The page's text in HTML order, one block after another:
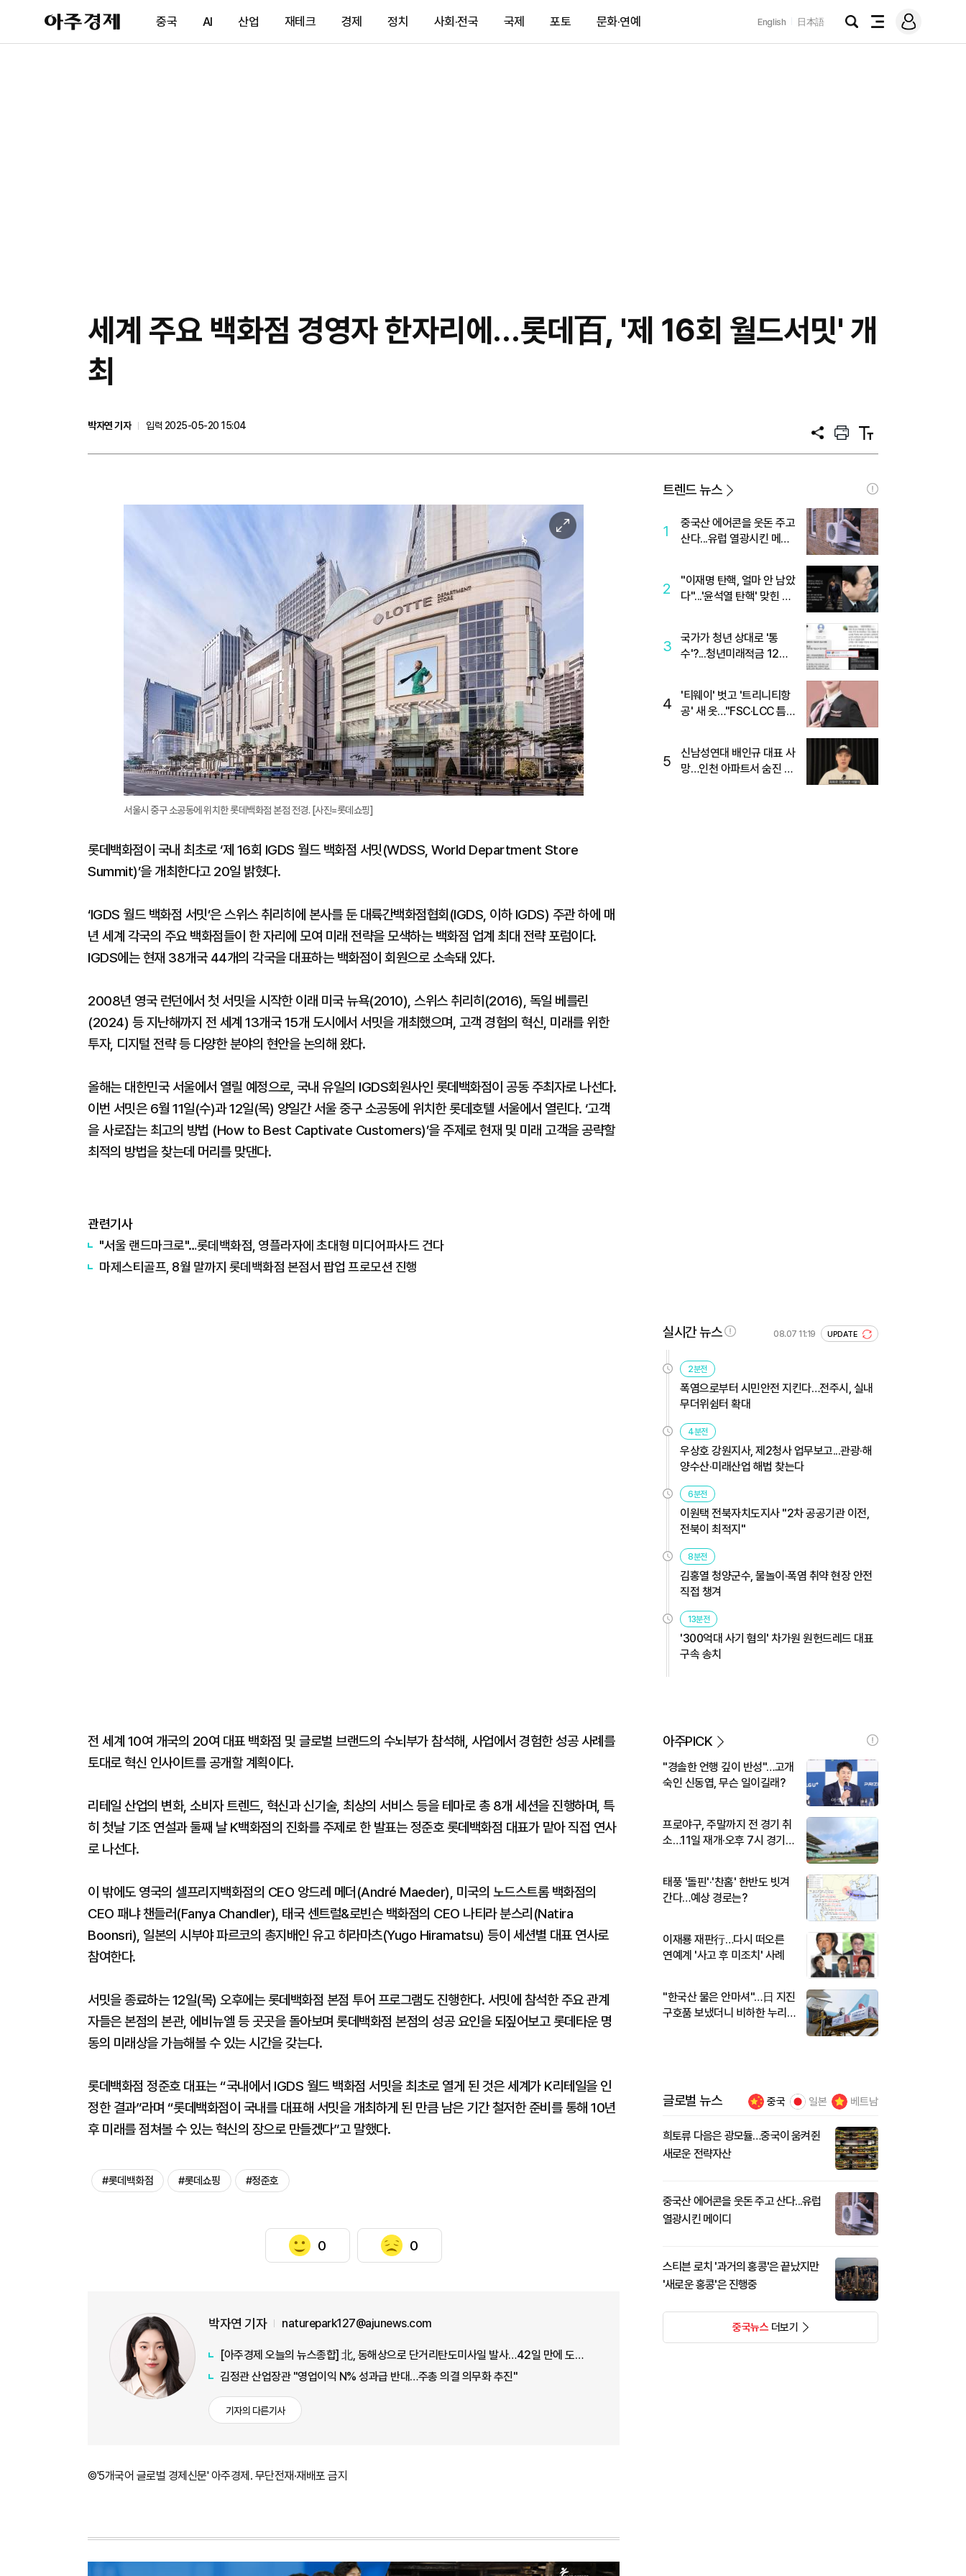
아
주
제
중국 AI 산업 재테크 경제 정치 사회·전국 국제 포토 문화·연예 English 日本語
검
전
메
그
세계 주요 백화점 경영자 한자리에…롯데百, '제 16회 월드서밋' 개
최
박자연 기자
입력 2025-05-20 15:04
공
프
트
텍
트
이
미
서울시 중구 소공동에 위치한 롯데백화점 본점 전경. [사진=롯데쇼핑]
롯데백화점이 국내 최초로 ‘제 16회 IGDS 월드 백화점 서밋(WDSS, World Department Store
Summit)’을 개최한다고 20일 밝혔다.
‘IGDS 월드 백화점 서밋’은 스위스 취리히에 본사를 둔 대륙간백화점협회(IGDS, 이하 IGDS) 주관 하에 매
년 세계 각국의 주요 백화점들이 한 자리에 모여 미래 전략을 모색하는 백화점 업계 최대 전략 포럼이다.
IGDS에는 현재 38개국 44개의 각국을 대표하는 백화점이 회원으로 소속돼 있다.
2008년 영국 런던에서 첫 서밋을 시작한 이래 미국 뉴욕(2010), 스위스 취리히(2016), 독일 베를린
(2024) 등 지난해까지 전 세계 13개국 15개 도시에서 서밋을 개최했으며, 고객 경험의 혁신, 미래를 위한
투자, 디지털 전략 등 다양한 분야의 현안을 논의해 왔다.
올해는 대한민국 서울에서 열릴 예정으로, 국내 유일의 IGDS회원사인 롯데백화점이 공동 주최자로 나선다.
이번 서밋은 6월 11일(수)과 12일(목) 양일간 서울 중구 소공동에 위치한 롯데호텔 서울에서 열린다. ‘고객
을 사로잡는 최고의 방법 (How to Best Captivate Customers)’을 주제로 현재 및 미래 고객을 공략할
최적의 방법을 찾는데 머리를 맞댄다.
관련기사
"서울 랜드마크로"…롯데백화점, 영플라자에 초대형 미디어파사드 건다
마제스티골프, 8월 말까지 롯데백화점 본점서 팝업 프로모션 진행
전 세계 10여 개국의 20여 대표 백화점 및 글로벌 브랜드의 수뇌부가 참석해, 사업에서 경험한 성공 사례를
토대로 혁신 인사이트를 공개할 계획이다.
리테일 산업의 변화, 소비자 트렌드, 혁신과 신기술, 최상의 서비스 등을 테마로 총 8개 세션을 진행하며, 특
히 첫날 기조 연설과 둘째 날 K백화점의 진화를 주제로 한 발표는 정준호 롯데백화점 대표가 맡아 직접 연사
로 나선다.
이 밖에도 영국의 셀프리지백화점의 CEO 앙드레 메더(André Maeder), 미국의 노드스트롬 백화점의
CEO 패냐 챈들러(Fanya Chandler), 태국 센트럴&로빈슨 백화점의 CEO 나티라 분스리(Natira
Boonsri), 일본의 시부야 파르코의 총지배인 유고 히라마츠(Yugo Hiramatsu) 등이 세션별 대표 연사로
참여한다.
서밋을 종료하는 12일(목) 오후에는 롯데백화점 본점 투어 프로그램도 진행한다. 서밋에 참석한 주요 관계
자들은 본점의 본관, 에비뉴엘 등 곳곳을 돌아보며 롯데백화점 본점의 성공 요인을 되짚어보고 롯데타운 명
동의 미래상을 가늠해볼 수 있는 시간을 갖는다.
롯데백화점 정준호 대표는 “국내에서 IGDS 월드 백화점 서밋을 최초로 열게 된 것은 세계가 K리테일을 인
정한 결과”라며 “롯데백화점이 국내를 대표해 서밋을 개최하게 된 만큼 남은 기간 철저한 준비를 통해 10년
후 미래를 점쳐볼 수 있는 혁신의 장으로 만들겠다”고 말했다.
#롯데백화점 #롯데쇼핑 #정준호
0 0
박자연 기자 naturepark127@ajunews.com
[아주경제 오늘의 뉴스종합] 北, 동해상으로 단거리탄도미사일 발사…42일 만에 도발 外
김정관 산업장관 "영업이익 N% 성과급 반대…주총 의결 의무화 추진"
기자의 다른기사
©'5개국어 글로벌 경제신문' 아주경제. 무단전재·재배포 금지
트렌드 뉴스
1
중국산 에어콘을 웃돈 주고
산다...유럽 열광시킨 메이
2
"이재명 탄핵, 얼마 안 남았
다"...'윤석열 탄핵' 맞힌 무
3
국가가 청년 상대로 '통
수'?...청년미래적금 12%
4
'티웨이' 벗고 '트리니티항
공' 새 옷…"FSC·LCC 틈
5
신남성연대 배인규 대표 사
망…인천 아파트서 숨진 채
실시간 뉴스 08.07 11:19 UPDATE
2분전
폭염으로부터 시민안전 지킨다…전주시, 실내
무더위쉼터 확대
4분전
우상호 강원지사, 제2청사 업무보고...관광·해
양수산·미래산업 해법 찾는다
6분전
이원택 전북자치도지사 "2차 공공기관 이전,
전북이 최적지"
8분전
김홍열 청양군수, 물놀이·폭염 취약 현장 안전
직접 챙겨
13분전
'300억대 사기 혐의' 차가원 원헌드레드 대표
구속 송치
아주PICK
"경솔한 언행 깊이 반성"…고개
숙인 신동엽, 무슨 일이길래?
프로야구, 주말까지 전 경기 취
소…11일 재개·오후 7시 경기
태풍 '돌핀'·'찬홈' 한반도 빗겨
간다…예상 경로는?
이재룡 재판行…다시 떠오른
연예계 '사고 후 미조치' 사례
"한국산 물은 안마셔"…日 지진
구호품 보냈더니 비하한 누리
글로벌 뉴스 중국 일본 베트남
희토류 다음은 광모듈…중국이 움켜쥔
새로운 전략자산
중국산 에어콘을 웃돈 주고 산다...유럽
열광시킨 메이디
스티븐 로치 '과거의 홍콩'은 끝났지만
'새로운 홍콩'은 진행중
중국뉴스더보기